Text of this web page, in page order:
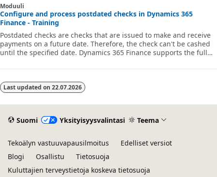
Moduuli
Configure and process postdated checks in Dynamics 365
Finance - Training
Postdated checks are checks that are issued to make and receive
payments on a future date. Therefore, the check can't be cashed
until the specified date. Dynamics 365 Finance supports the full
receivable and accounts payable.
Last updated on 22.07.2026
Suomi Yksityisyysvalintasi Teema
Tekoälyn vastuuvapausilmoitus
Edelliset versiot
Blogi
Osallistu
Tietosuoja
Kuluttajien terveystietoja koskeva tietosuoja